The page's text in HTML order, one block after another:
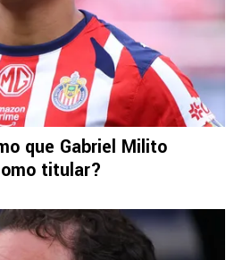
que Gabriel Milito
titular?